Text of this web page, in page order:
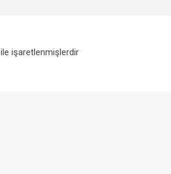
ile işaretlenmişlerdir